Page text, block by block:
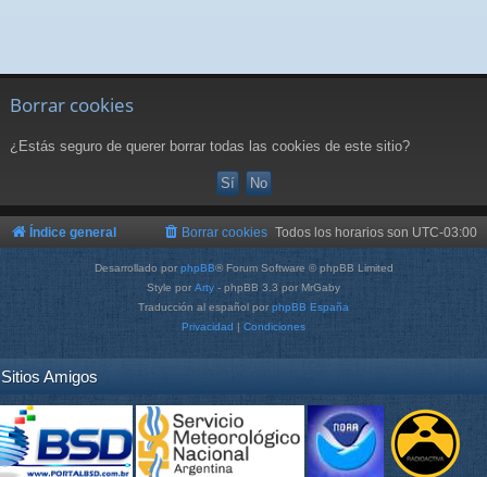
Borrar cookies
¿Estás seguro de querer borrar todas las cookies de este sitio?
Índice general Todos los horarios son UTC-03:00
Borrar cookies
Desarrollado porphpBB® Forum Software © phpBB Limited
Style por Arty - phpBB 3.3 por MrGaby
Traducción al español por phpBB España
Privacidad | Condiciones
Sitios Amigos